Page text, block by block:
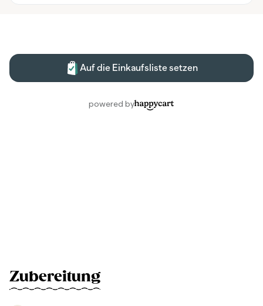
Zubereitung